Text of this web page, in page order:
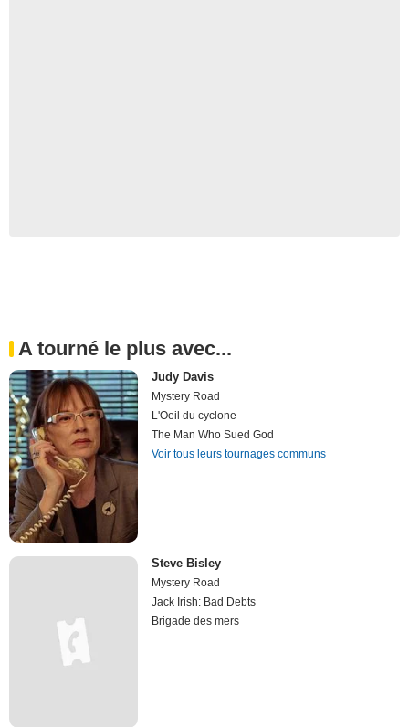
A tourné le plus avec...
Judy Davis
Mystery Road
L'Oeil du cyclone
The Man Who Sued God
Voir tous leurs tournages communs
Steve Bisley
Mystery Road
Jack Irish: Bad Debts
Brigade des mers